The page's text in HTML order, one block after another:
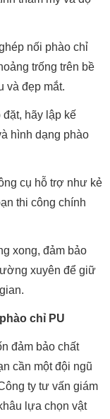
nối phào chỉ
trống trên bề
và đẹp mắt.
hãy lập kế
hình dạng phào
cụ hỗ trợ như kẻ
thi công chính
xong, đảm bảo
xuyên để giữ
chỉ PU
đảm bảo chất
cần một đội ngũ
ty tư vấn giám
lựa chọn vật